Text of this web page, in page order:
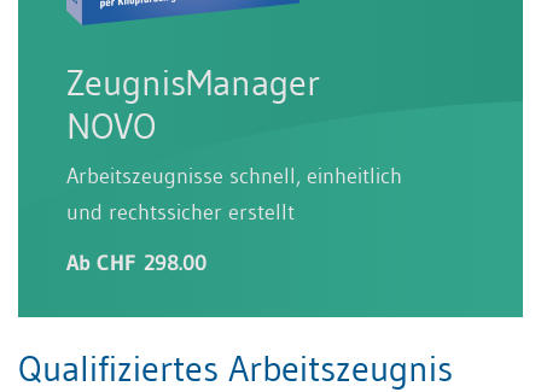
ZeugnisManager
NOVO
Arbeitszeugnisse schnell, einheitlich
und rechtssicher erstellt
Ab CHF 298.00
Qualifiziertes Arbeitszeugnis